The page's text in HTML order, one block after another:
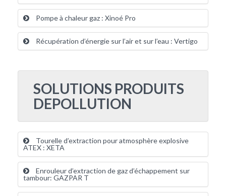
Pompe à chaleur gaz : Xinoé Pro
Récupération d’énergie sur l’air et sur l’eau : Vertigo
SOLUTIONS PRODUITS
DEPOLLUTION
Tourelle d’extraction pour atmosphère explosive
ATEX : XETA
Enrouleur d’extraction de gaz d’échappement sur
tambour: GAZPAR T